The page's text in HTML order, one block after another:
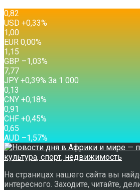
0,82
USD +0,33%
1,00
EUR 0,00%
1,15
GBP –1,03%
7,77
JPY +0,39% За 1 000
0,13
CNY +0,18%
0,91
CHF +0,45%
0,65
AUD –1,57%
На страницах нашего сайта вы
интересного. Заходите, читайте,